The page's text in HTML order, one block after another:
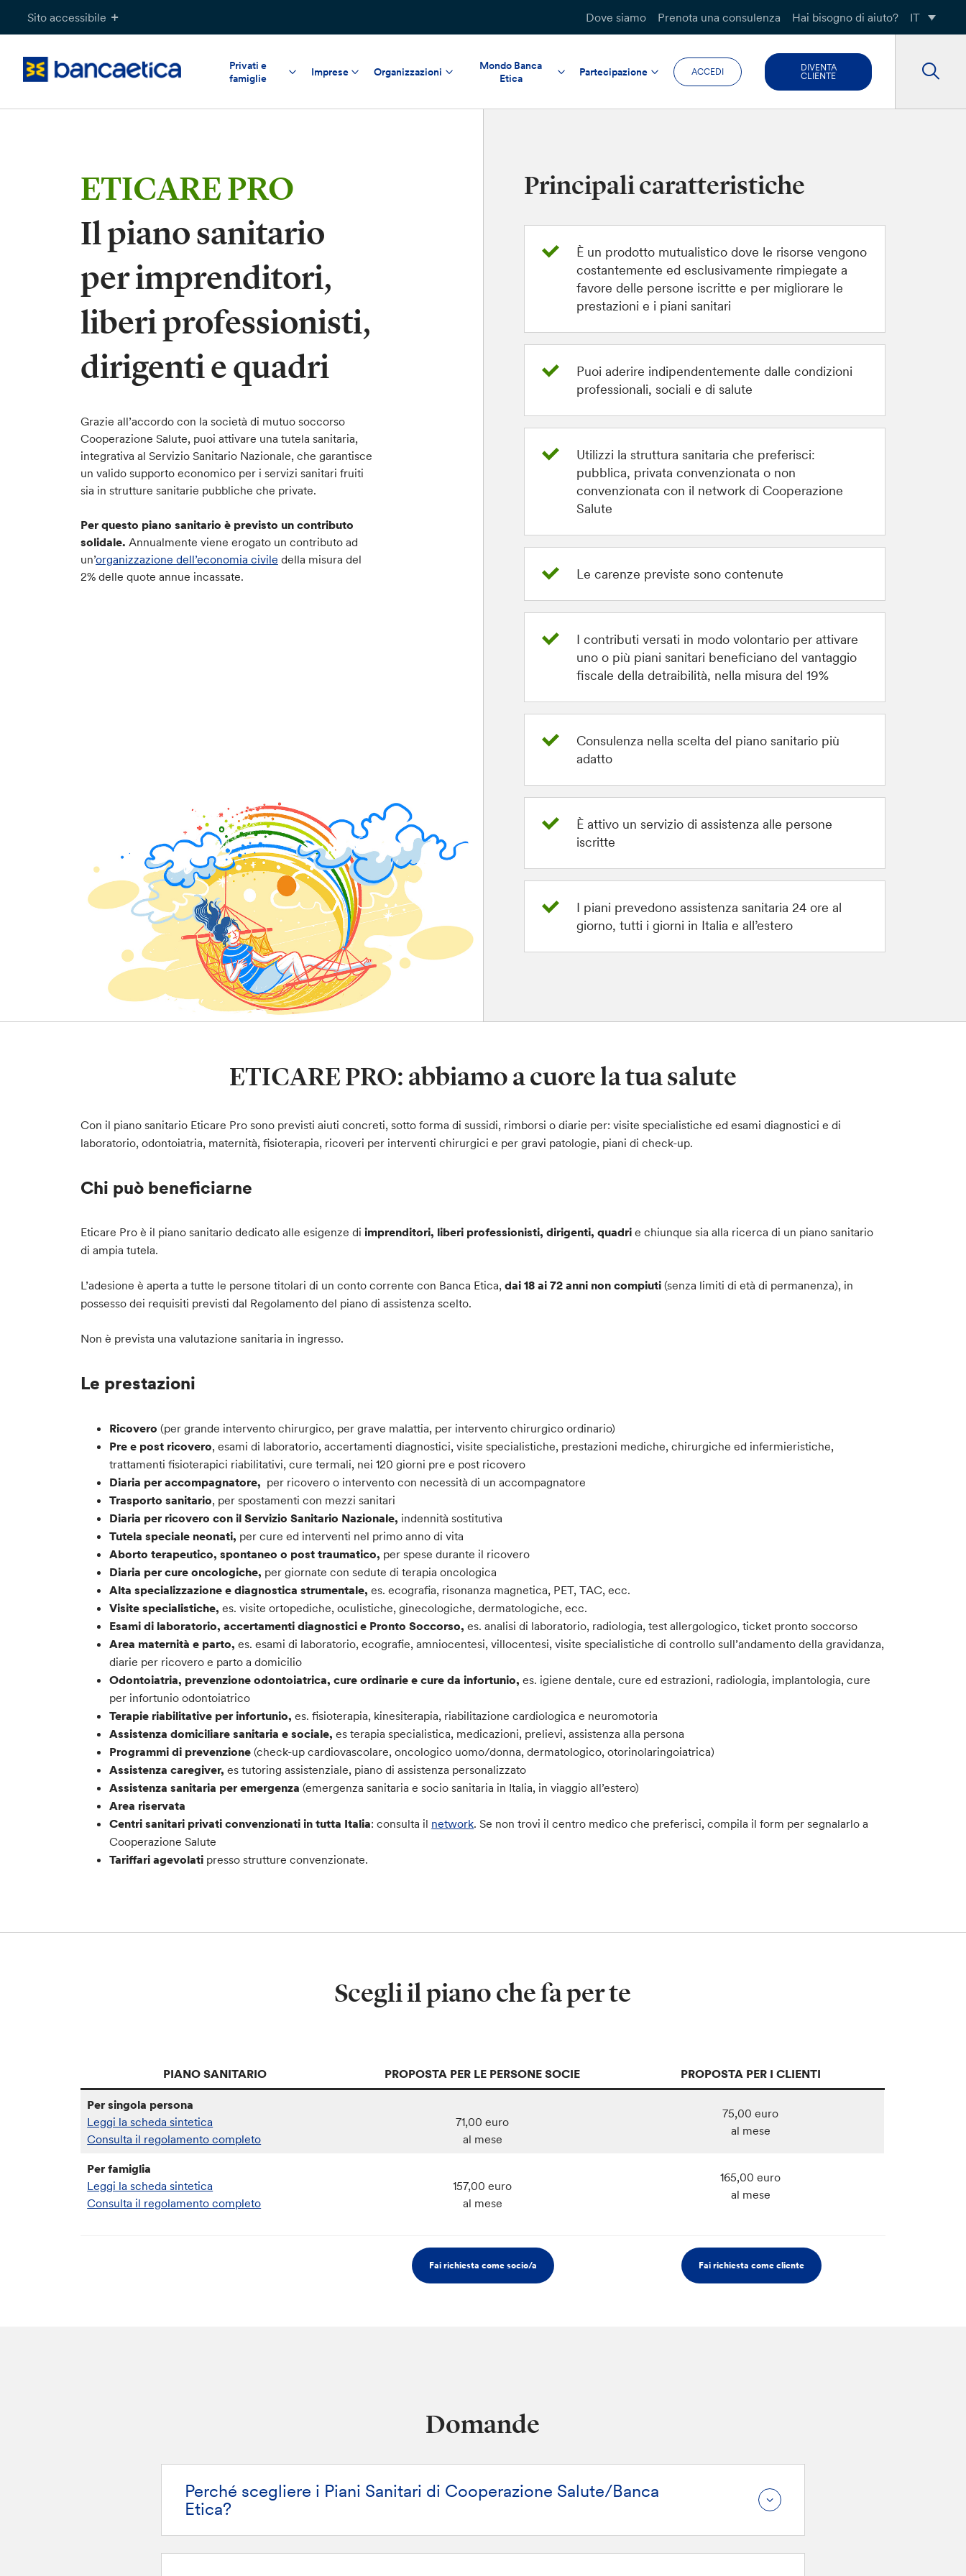
Sito accessibile Dove siamo Prenota una consulenza Hai bisogno di aiuto? IT
Privati e
famiglie
Imprese Organizzazioni
Mondo Banca
Etica
Partecipazione ACCEDI
DIVENTA
CLIENTE
ETICARE PRO
Il piano sanitario
per imprenditori,
liberi professionisti,
dirigenti e quadri
Grazie all’accordo con la società di mutuo soccorso
Cooperazione Salute, puoi attivare una tutela sanitaria,
integrativa al Servizio Sanitario Nazionale, che garantisce
un valido supporto economico per i servizi sanitari fruiti
sia in strutture sanitarie pubbliche che private.
Per questo piano sanitario è previsto un contributo
solidale. Annualmente viene erogato un contributo ad
un’organizzazione dell’economia civile della misura del
2% delle quote annue incassate.
Principali caratteristiche
È un prodotto mutualistico dove le risorse vengono
costantemente ed esclusivamente rimpiegate a
favore delle persone iscritte e per migliorare le
prestazioni e i piani sanitari
Puoi aderire indipendentemente dalle condizioni
professionali, sociali e di salute
Utilizzi la struttura sanitaria che preferisci:
pubblica, privata convenzionata o non
convenzionata con il network di Cooperazione
Salute
Le carenze previste sono contenute
I contributi versati in modo volontario per attivare
uno o più piani sanitari beneficiano del vantaggio
fiscale della detraibilità, nella misura del 19%
Consulenza nella scelta del piano sanitario più
adatto
È attivo un servizio di assistenza alle persone
iscritte
I piani prevedono assistenza sanitaria 24 ore al
giorno, tutti i giorni in Italia e all’estero
ETICARE PRO: abbiamo a cuore la tua salute
Con il piano sanitario Eticare Pro sono previsti aiuti concreti, sotto forma di sussidi, rimborsi o diarie per: visite specialistiche ed esami diagnostici e di
laboratorio, odontoiatria, maternità, fisioterapia, ricoveri per interventi chirurgici e per gravi patologie, piani di check-up.
Chi può beneficiarne
Eticare Pro è il piano sanitario dedicato alle esigenze diimprenditori, liberi professionisti, dirigenti, quadri e chiunque sia alla ricerca di un piano sanitario
di ampia tutela.
L’adesione è aperta a tutte le persone titolari di un conto corrente con Banca Etica,dai 18 ai 72 anni non compiuti (senza limiti di età di permanenza), in
possesso dei requisiti previsti dal Regolamento del piano di assistenza scelto.
Non è prevista una valutazione sanitaria in ingresso.
Le prestazioni
Ricovero (per grande intervento chirurgico, per grave malattia, per intervento chirurgico ordinario)
Pre e post ricovero, esami di laboratorio, accertamenti diagnostici, visite specialistiche, prestazioni mediche, chirurgiche ed infermieristiche,
trattamenti fisioterapici riabilitativi, cure termali, nei 120 giorni pre e post ricovero
Diaria per accompagnatore, per ricovero o intervento con necessità di un accompagnatore
Trasporto sanitario, per spostamenti con mezzi sanitari
Diaria per ricovero con il Servizio Sanitario Nazionale, indennità sostitutiva
Tutela speciale neonati, per cure ed interventi nel primo anno di vita
Aborto terapeutico, spontaneo o post traumatico, per spese durante il ricovero
Diaria per cure oncologiche, per giornate con sedute di terapia oncologica
Alta specializzazione e diagnostica strumentale,es. ecografia, risonanza magnetica, PET, TAC, ecc.
Visite specialistiche,es. visite ortopediche, oculistiche, ginecologiche, dermatologiche, ecc.
Esami di laboratorio, accertamenti diagnostici e Pronto Soccorso,es. analisi di laboratorio, radiologia, test allergologico, ticket pronto soccorso
Area maternità e parto, es. esami di laboratorio, ecografie, amniocentesi, villocentesi, visite specialistiche di controllo sull’andamento della gravidanza,
diarie per ricovero e parto a domicilio
Odontoiatria, prevenzione odontoiatrica, cure ordinarie e cure da infortunio,es. igiene dentale, cure ed estrazioni, radiologia, implantologia, cure
per infortunio odontoiatrico
Terapie riabilitative per infortunio,es. fisioterapia, kinesiterapia, riabilitazione cardiologica e neuromotoria
Assistenza domiciliare sanitaria e sociale, es terapia specialistica, medicazioni, prelievi, assistenza alla persona
Programmi di prevenzione (check-up cardiovascolare, oncologico uomo/donna, dermatologico, otorinolaringoiatrica)
Assistenza caregiver,es tutoring assistenziale, piano di assistenza personalizzato
Assistenza sanitaria per emergenza (emergenza sanitaria e socio sanitaria in Italia, in viaggio all’estero)
Area riservata
Centri sanitari privati convenzionati in tutta Italia: consulta il network. Se non trovi il centro medico che preferisci, compila il form per segnalarlo a
Cooperazione Salute
Tariffari agevolati presso strutture convenzionate.
Scegli il piano che fa per te
PIANO SANITARIO PROPOSTA PER LE PERSONE SOCIE PROPOSTA PER I CLIENTI
Per singola persona
Leggi la scheda sintetica
Consulta il regolamento completo
71,00 euro
al mese
75,00 euro
al mese
Per famiglia
Leggi la scheda sintetica
Consulta il regolamento completo
157,00 euro
al mese
165,00 euro
al mese
Fai richiesta come socio/a Fai richiesta come cliente
Domande
Perché scegliere i Piani Sanitari di Cooperazione Salute/Banca
Etica?